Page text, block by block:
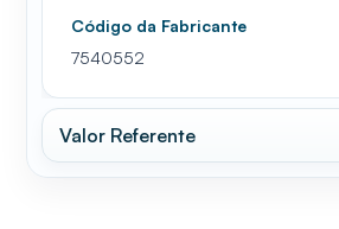
Código da Fabricante
7540552
Valor Referente